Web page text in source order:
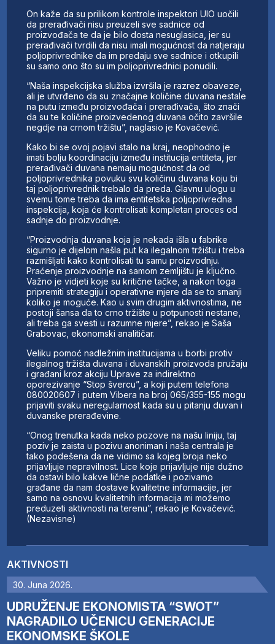
AKTIVNOSTI
30. Juna 2026.
UDRUŽENJE EKONOMISTA “SWOT”
NAGRADILO UČENICU GENERACIJE
EKONOMSKE ŠKOLE
On kaže da su prilikom kontrole inspektori UIO uočili
da prerađivači nisu preuzeli sve sadnice od
proizvođača te da je bilo dosta nesuglasica, jer su
prerađivači tvrdili da nisu imali mogućnost da natjeraju
poljoprivrednike da im predaju sve sadnice i otkupili
su samo ono što su im poljoprivrednici ponudili.
“Naša inspekcijska služba izvršila je razrez obaveze,
ali je utvrđeno da su značajne količine duvana nestale
na putu između proizvođača i prerađivača, što znači
da su te količine proizvedenog duvana očito završile
negdje na crnom tržištu”, naglasio je Kovačević.
Kako bi se ovoj pojavi stalo na kraj, neophodno je
imati bolju koordinaciju između institucija entiteta, jer
prerađivači duvana nemaju mogućnost da od
poljoprivrednika povuku svu količinu duvana koju bi
taj poljoprivrednik trebalo da preda. Glavnu ulogu u
svemu tome treba da ima entitetska poljoprivredna
inspekcija, koja će kontrolisati kompletan proces od
sadnje do proizvodnje.
“Proizvodnja duvana koja je nekada išla u fabrike
sigurno je dijelom našla put ka ilegalnom tržištu i treba
razmišljati kako kontrolisati tu samu proizvodnju.
Praćenje proizvodnje na samom zemljištu je ključno.
Važno je vidjeti koje su kritične tačke, a nakon toga
pripremiti strategiju i operativne mjere da se to smanji
koliko je moguće. Kao u svim drugim aktivnostima, ne
postoji šansa da to crno tržište u potpunosti nestane,
ali treba ga svesti u razumne mjere”, rekao je Saša
Grabovac, ekonomski analitičar.
Veliku pomoć nadležnim institucijama u borbi protiv
ilegalnog tržišta duvana i duvanskih proizvoda pružaju
i građani kroz akciju Uprave za indirektno
oporezivanje “Stop švercu”, a koji putem telefona
080020607 i putem Vibera na broj 065/355-155 mogu
prijaviti svaku neregularnost kada su u pitanju duvan i
duvanske prerađevine.
“Onog trenutka kada neko pozove na našu liniju, taj
poziv je zaista u pozivu anoniman i naša centrala je
tako podešena da ne vidimo sa kojeg broja neko
prijavljuje nepravilnost. Lice koje prijavljuje nije dužno
da ostavi bilo kakve lične podatke i pozivamo
građane da nam dostave kvalitetne informacije, jer
samo na osnovu kvalitetnih informacija mi možemo
preduzeti aktivnosti na terenu”, rekao je Kovačević.
(Nezavisne)